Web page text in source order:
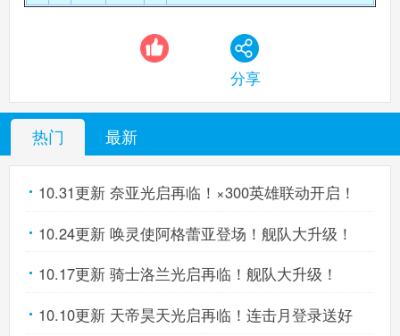
分享
热门 最新
10.31更新 奈亚光启再临！×300英雄联动开启！
10.24更新 唤灵使阿格蕾亚登场！舰队大升级！
10.17更新 骑士洛兰光启再临！舰队大升级！
10.10更新 天帝昊天光启再临！连击月登录送好